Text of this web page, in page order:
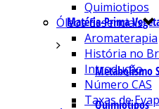
Matéria-Prima
Metabolismo
Quimiotipos
Quimiotipos
Óleos Essenciais
Aromaterapia
História no
Introdução
Número CAS
Taxas de